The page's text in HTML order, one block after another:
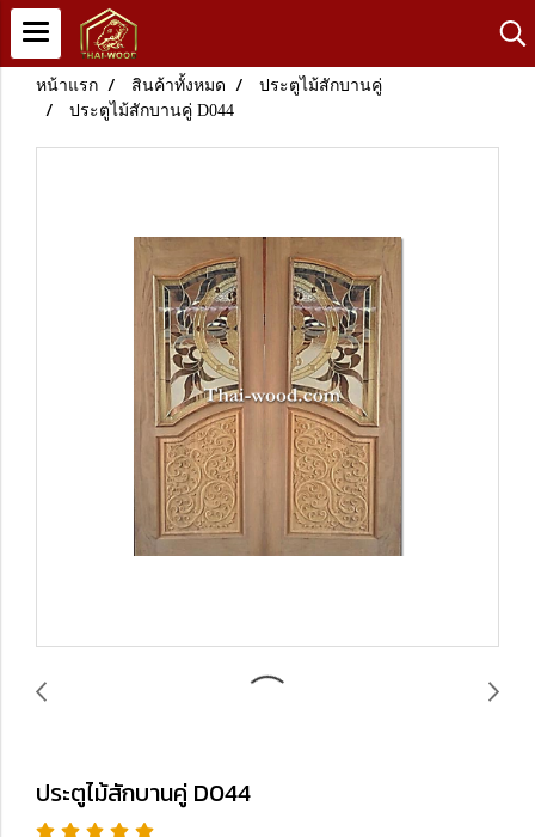
หน้าแรก สินค้าทั้งหมด
ประตูไม้สักบานคู่
ประตูไม้สักบานคู่ D044
ประตูไม้สักบานคู่ D044